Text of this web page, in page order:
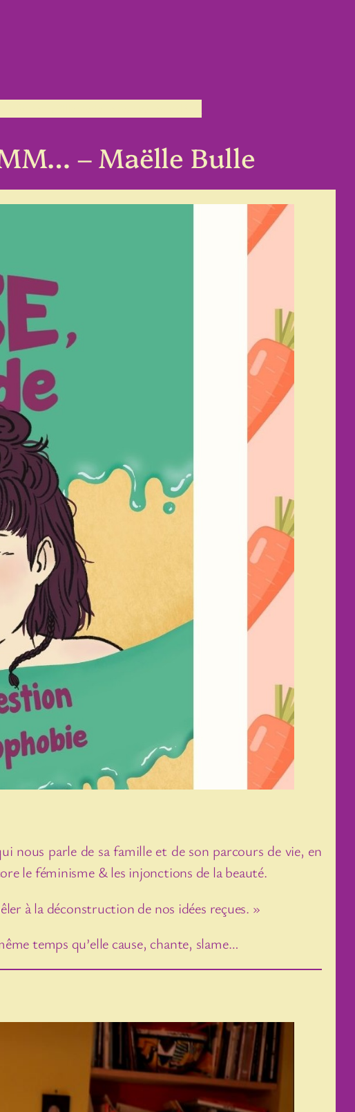
– Maëlle Bulle
nous parle de sa famille et de son parcours de vie, en
le féminisme & les injonctions de la beauté.
à la déconstruction de nos idées reçues. »
temps qu’elle cause, chante, slame…